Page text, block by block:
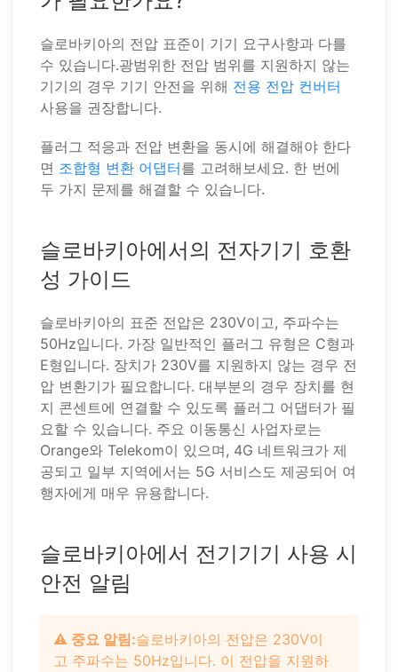
슬로바키아의 전압 표준이 기기 요구사항과 다를
수 있습니다.광범위한 전압 범위를 지원하지 않는
기기의 경우 기기 안전을 위해 전용 전압 컨버터
사용을 권장합니다.
플러그 적응과 전압 변환을 동시에 해결해야 한다
면 조합형 변환 어댑터를 고려해보세요. 한 번에
두 가지 문제를 해결할 수 있습니다.
슬로바키아에서의 전자기기 호환
성 가이드
슬로바키아의 표준 전압은 230V이고, 주파수는
50Hz입니다. 가장 일반적인 플러그 유형은 C형과
E형입니다. 장치가 230V를 지원하지 않는 경우 전
압 변환기가 필요합니다. 대부분의 경우 장치를 현
지 콘센트에 연결할 수 있도록 플러그 어댑터가 필
요할 수 있습니다. 주요 이동통신 사업자로는
Orange와 Telekom이 있으며, 4G 네트워크가 제
공되고 일부 지역에서는 5G 서비스도 제공되어 여
행자에게 매우 유용합니다.
슬로바키아에서 전기기기 사용 시
안전 알림
⚠️ 중요 알림:슬로바키아의 전압은 230V이
고 주파수는 50Hz입니다. 이 전압을 지원하